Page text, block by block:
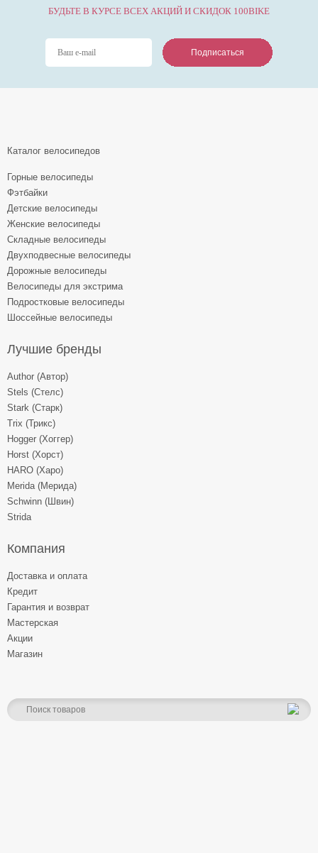
БУДЬТЕ В КУРСЕ ВСЕХ АКЦИЙ И СКИДОК 100BIKE
Подписаться
Подписаться
Подписаться
Каталог велосипедов
Горные велосипеды
Фэтбайки
Детские велосипеды
Женские велосипеды
Складные велосипеды
Двухподвесные велосипеды
Дорожные велосипеды
Велосипеды для экстрима
Подростковые велосипеды
Шоссейные велосипеды
Лучшие бренды
Author (Автор)
Stels (Стелс)
Stark (Старк)
Trix (Трикс)
Hogger (Хоггер)
Horst (Хорст)
HARO (Харо)
Merida (Мерида)
Schwinn (Швин)
Strida
Компания
Доставка и оплата
Кредит
Гарантия и возврат
Мастерская
Акции
Магазин